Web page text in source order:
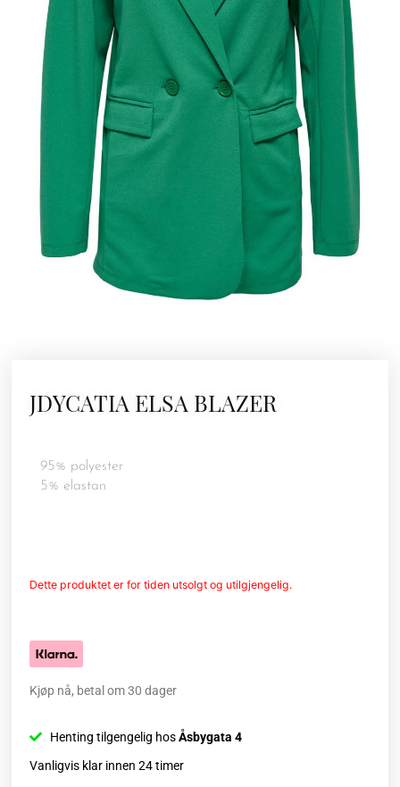
JDYCATIA ELSA BLAZER
95% polyester
5% elastan
Dette produktet er for tiden utsolgt og utilgjengelig.
Kjøp nå, betal om 30 dager
Henting tilgengelig hosÅsbygata 4
Vanligvis klar innen 24 timer